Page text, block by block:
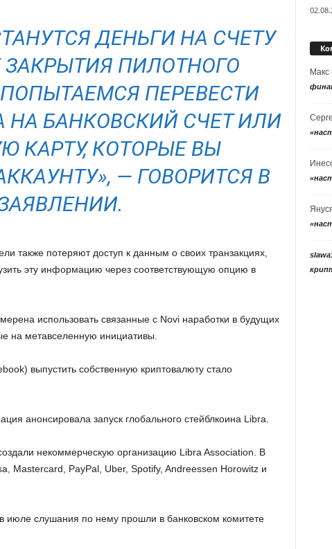
ДЕНЬГИ НА СЧЕТУ
ЗАКРЫТИЯ ПИЛОТНОГО
ПЕРЕВЕСТИ
НА БАНКОВСКИЙ СЧЕТ ИЛИ
КАРТУ, КОТОРЫЕ ВЫ
— ГОВОРИТСЯ В
также потеряют доступ к данным о своих транзакциях,
эту информацию через соответствующую опцию в
использовать связанные с Novi наработки в будущих
на метавселенную инициативы.
выпустить собственную криптовалюту стало
анонсировала запуск глобального стейблкоина Libra.
некоммерческую организацию Libra Association. В
Mastercard, PayPal, Uber, Spotify, Andreessen Horowitz и
июле слушания по нему прошли в банковском комитете
Макс